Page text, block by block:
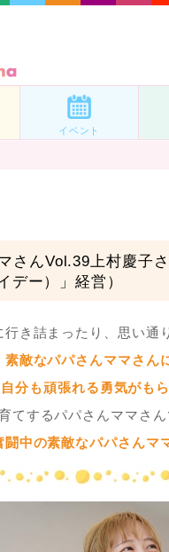
イベント
さんVol.39上村慶子
デー）」経営）
行き詰まったり、思い通
素敵なパパさんママさん
自分も頑張れる勇気がも
てするパパさんママさ
闘中の素敵なパパさんマ